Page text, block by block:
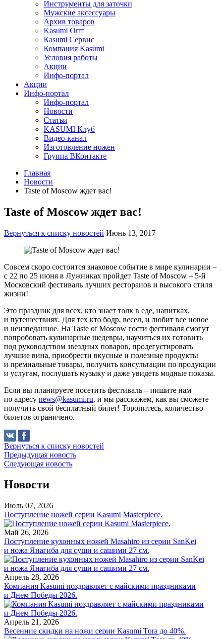
Инструменты для заточки
Мужские аксессуары
Архив товаров
Kasumi Опт
Кasumi Сервис
Компания Kasumi
Условия работы
Акции
Инфо-портал
Акции
Инфо-портал
Инфо-портал
Новости
Статьи
KASUMI Клуб
Видео-канал
Изготовление ножен
Группа ВКонтакте
Главная
Новости
Taste of Moscow ждет вас!
Taste of Moscow ждет вас!
Вернуться к списку новостей Июнь 13, 2017
Совсем скоро состоится знаковое событие в мире кулинарии –
с 22 по 25 июня в Лужниках пройдет Taste of Moscow – 5-й
Московский фестиваль лучших ресторанов и высокого стиля
жизни!
Это праздник для всех, кто знает толк в еде, напитках,
и путешествиях. Для тех кто бодр, весел, и любит все новое
и неизведанное. На Taste of Moscow гости фестиваля смогут
попробовать кулинарные шедевры, научиться их готовить
под руководством звездных поваров, продегустировать
лучшие вина, приобрести вкусные и полезные продукты
и премиальные товары, получить консультации по продукции
и услугам, послушать музыку и даже увидеть модные показы.
Если вы планируете посетить фестиваль – пишите нам
по адресу news@kasumi.ru, и мы расскажем, как вы сможете
получить свой бесплатный билет! Торопитесь, количество
билетов ограничено.
Вернуться к списку новостей
Предыдущая новость
Следующая новость
Новости
Июль 07, 2026
Поступление ножей серии Kasumi Masterpiece.
Май 26, 2026
Поступление кухонных ножей Masahiro из серии SanKei
и ножа Янагиба для суши и сашими 27 см.
Апрель 28, 2026
Компания Kasumi поздравляет с майскими праздниками
и Днем Победы 2026.
Апрель 21, 2026
Весенние скидки на ножи серии Kasumi Tora до 40%.